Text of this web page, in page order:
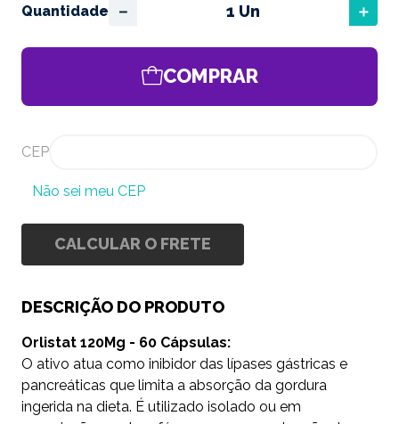
Quantidade ＋
－
COMPRAR
CEP
Não sei meu CEP
CALCULAR O FRETE
DESCRIÇÃO DO PRODUTO
Orlistat 120Mg - 60 Cápsulas:
O ativo atua como inibidor das lípases gástricas e
pancreáticas que limita a absorção da gordura
ingerida na dieta. É utilizado isolado ou em